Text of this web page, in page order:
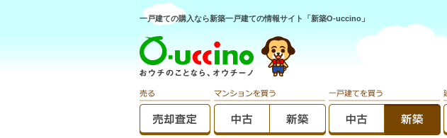
一戸建ての購入なら新築一戸建ての情報サイト「新築O-uccino」